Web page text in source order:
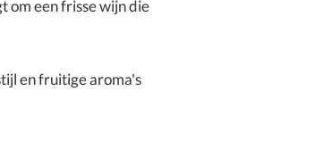
om een frisse wijn die
en fruitige aroma's